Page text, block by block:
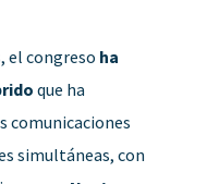
el congreso ha
que ha
comunicaciones
simultáneas, con